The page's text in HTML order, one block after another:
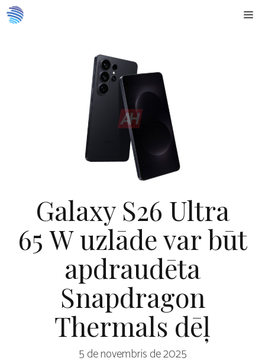
Doties
uz
Galaxy S26 Ultra
65 W uzlāde var būt
apdraudēta
Snapdragon
Thermals dēļ
5 de novembris de 2025